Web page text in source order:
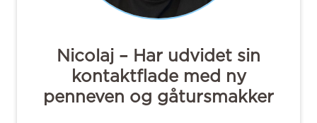
Nicolaj – Har udvidet sin
kontaktflade med ny
penneven og gåtursmakker